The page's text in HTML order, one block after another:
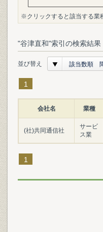
※クリックすると該当する業
"谷津直和"索引の検索結
並び替え 該当数順
1
会社名 業種
(社)共同通信社
サービ
ス業
1